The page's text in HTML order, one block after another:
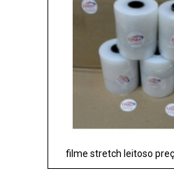
filme stretch leitoso